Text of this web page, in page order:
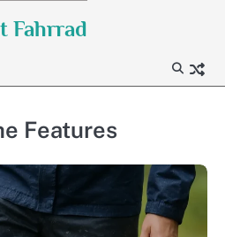
Fahrrad
Features